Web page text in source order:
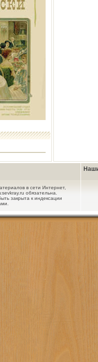
в сети Интернет,
обязательна.
закрыта к индексации